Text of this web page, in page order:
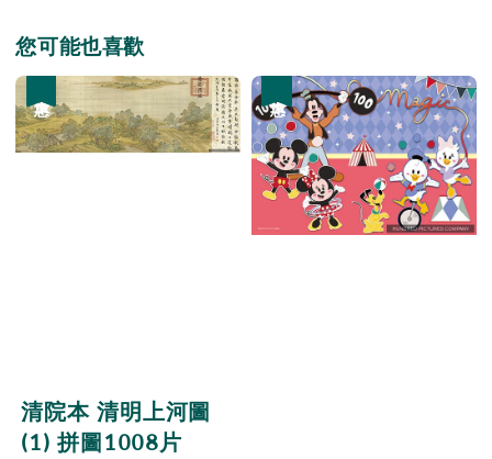
您可能也喜歡
清院本 清明上河圖
(1) 拼圖1008片